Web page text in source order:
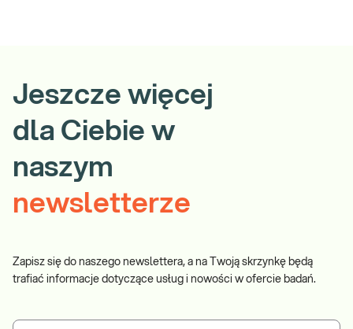
Jeszcze więcej
dla Ciebie w
naszym
newsletterze
Zapisz się do naszego newslettera, a na Twoją skrzynkę będą
trafiać informacje dotyczące usług i nowości w ofercie badań.